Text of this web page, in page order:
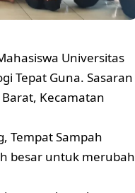
Universitas
Tepat Guna. Sasaran
Kecamatan
Tempat Sampah
besar untuk merubah